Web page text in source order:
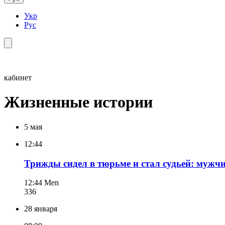
Укр
Рус
кабинет
Жизненные истории
5 мая
12:44
Трижды сидел в тюрьме и стал судьей:
12:44 Men
336
28 января